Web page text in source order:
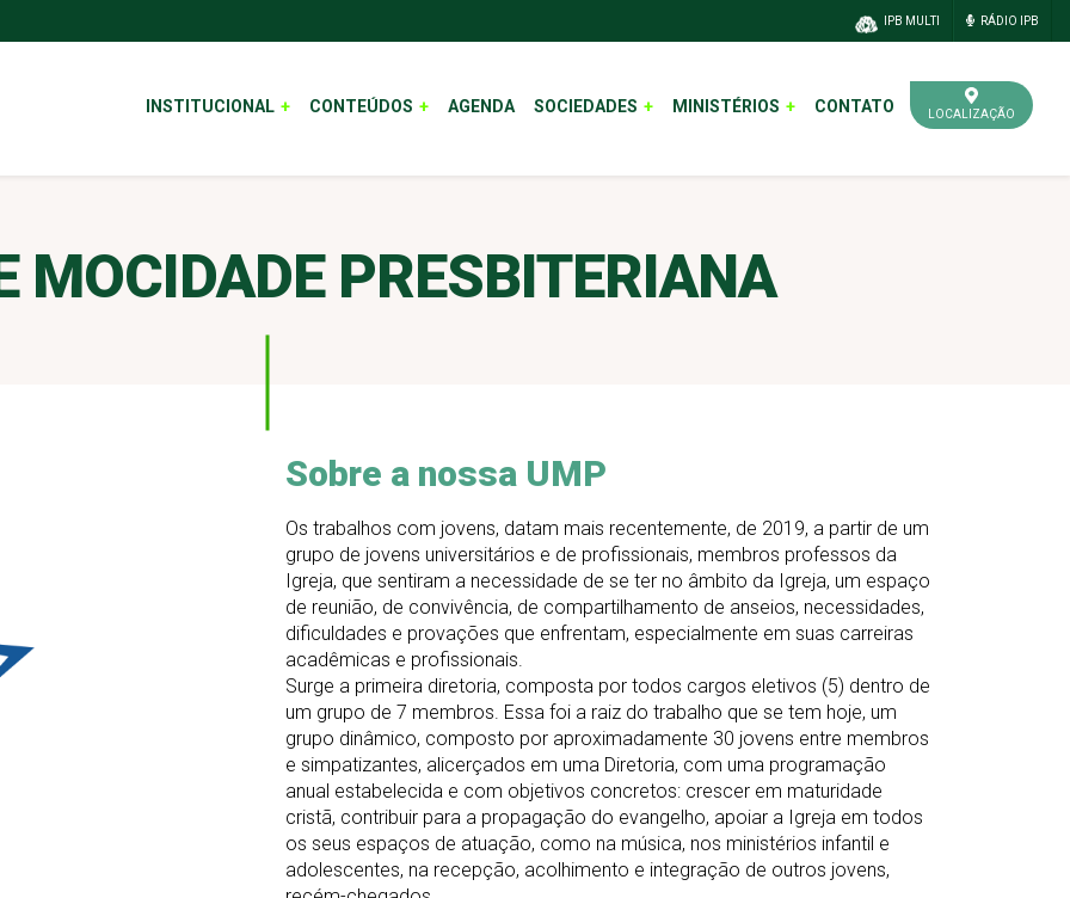
IPB MULTI RÁDIO IPB
INSTITUCIONAL CONTEÚDOS AGENDA SOCIEDADES MINISTÉRIOS CONTATO LOCALIZAÇÃO
MOCIDADE PRESBITERIANA
Sobre a nossa UMP
Os trabalhos com jovens, datam mais recentemente, de 2019, a partir de um
grupo de jovens universitários e de profissionais, membros professos da
Igreja, que sentiram a necessidade de se ter no âmbito da Igreja, um espaço
de reunião, de convivência, de compartilhamento de anseios, necessidades,
dificuldades e provações que enfrentam, especialmente em suas carreiras
acadêmicas e profissionais.
Surge a primeira diretoria, composta por todos cargos eletivos (5) dentro de
um grupo de 7 membros. Essa foi a raiz do trabalho que se tem hoje, um
grupo dinâmico, composto por aproximadamente 30 jovens entre membros
e simpatizantes, alicerçados em uma Diretoria, com uma programação
anual estabelecida e com objetivos concretos: crescer em maturidade
cristã, contribuir para a propagação do evangelho, apoiar a Igreja em todos
os seus espaços de atuação, como na música, nos ministérios infantil e
adolescentes, na recepção, acolhimento e integração de outros jovens,